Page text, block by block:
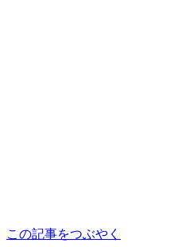
この記事をつぶやく